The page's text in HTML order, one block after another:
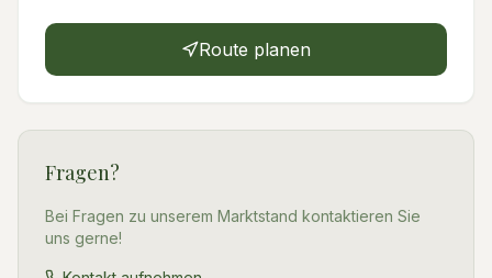
Route planen
Fragen?
Bei Fragen zu unserem Marktstand kontaktieren Sie
uns gerne!